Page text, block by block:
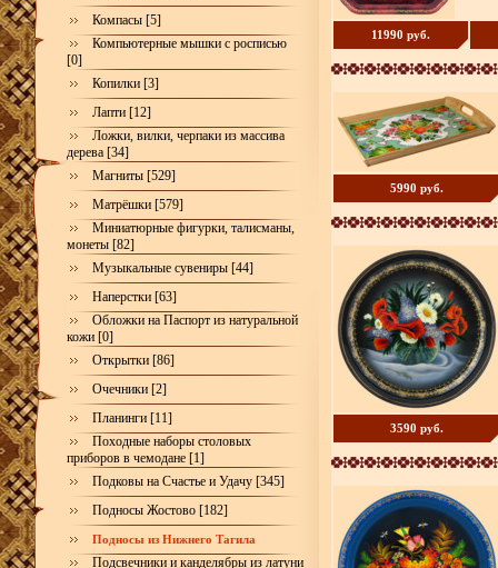
Компасы [5]
Компьютерные мышки с росписью
[0]
Копилки [3]
Лапти [12]
Ложки, вилки, черпаки из массива
дерева [34]
Магниты [529]
Матрёшки [579]
Миниатюрные фигурки, талисманы,
монеты [82]
Музыкальные сувениры [44]
Наперстки [63]
Обложки на Паспорт из натуральной
кожи [0]
Открытки [86]
Очечники [2]
Планинги [11]
Походные наборы столовых
приборов в чемодане [1]
Подковы на Счастье и Удачу [345]
Подносы Жостово [182]
Подносы из Нижнего Тагила
Подсвечники и канделябры из латуни
11990 руб.
5990 руб.
3590 руб.